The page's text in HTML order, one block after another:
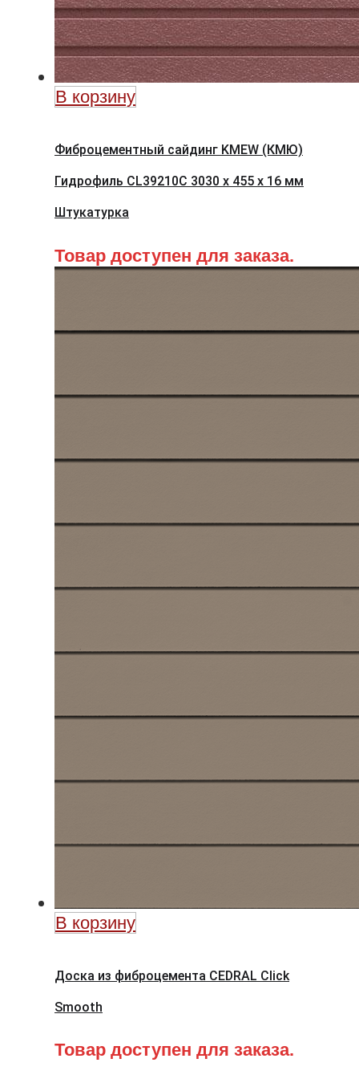
В корзину
Фиброцементный сайдинг KMEW (КМЮ)
Гидрофиль CL39210C 3030 x 455 x 16 мм
Штукатурка
Товар доступен для заказа.
В корзину
Доска из фиброцемента CEDRAL Click
Smooth
Товар доступен для заказа.